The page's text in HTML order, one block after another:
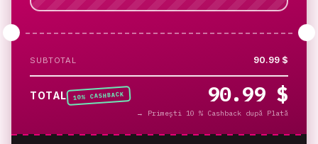
SUBTOTAL 90.99 $
TOTAL 10% CASHBACK 90.99 $
→ Primești 10 % Cashback după Plată